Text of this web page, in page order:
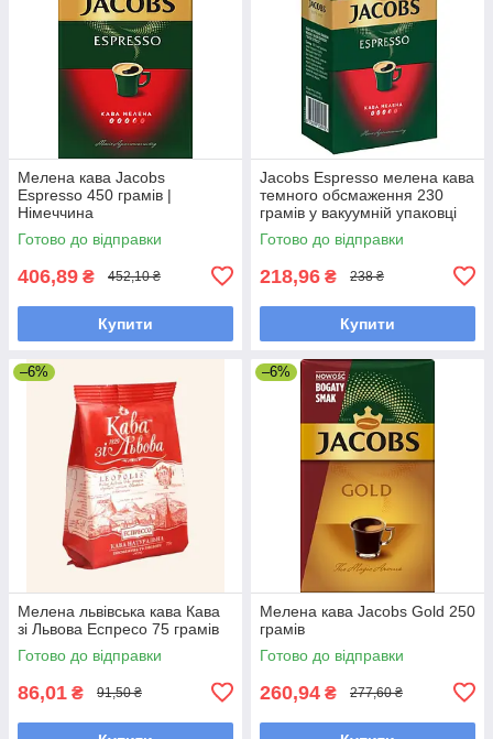
Мелена кава Jacobs
Espresso 450 грамів |
Німеччина
Готово до відправки
406,89 ₴ 452,10 ₴
Купити
Jacobs Espresso мелена кава
темного обсмаження 230
грамів у вакуумній упаковці
Готово до відправки
218,96 ₴ 238 ₴
Купити
–6%
Мелена львівська кава Кава
зі Львова Еспресо 75 грамів
Готово до відправки
86,01 ₴ 91,50 ₴
–6%
Мелена кава Jacobs Gold 250
грамів
Готово до відправки
260,94 ₴ 277,60 ₴